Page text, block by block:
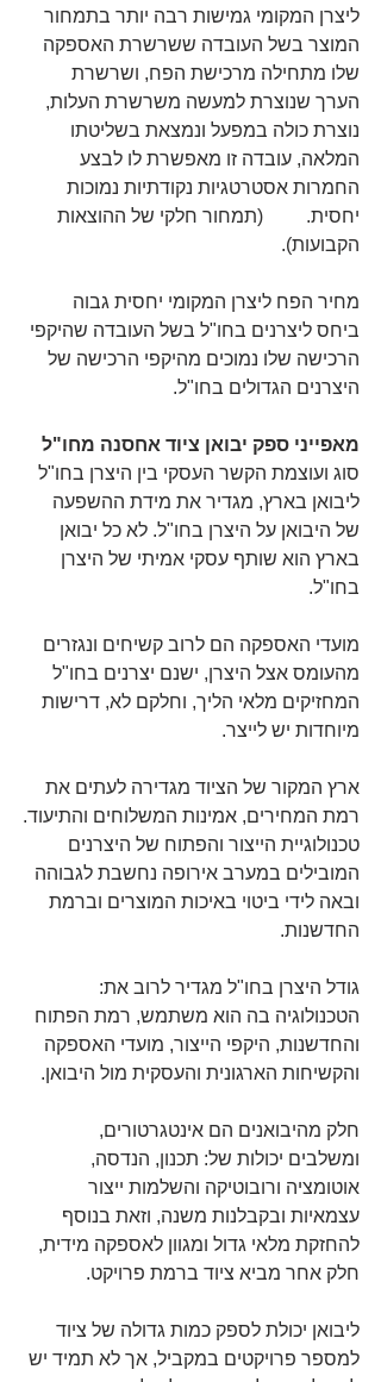
ליצרן המקומי גמישות רבה יותר בתמחור
המוצר בשל העובדה ששרשרת האספקה
שלו מתחילה מרכישת הפח, ושרשרת
הערך שנוצרת למעשה משרשרת העלות,
נוצרת כולה במפעל ונמצאת בשליטתו
המלאה, עובדה זו מאפשרת לו לבצע
החמרות אסטרטגיות נקודתיות נמוכות
יחסית.         (תמחור חלקי של ההוצאות
הקבועות).
מחיר הפח ליצרן המקומי יחסית גבוה
ביחס ליצרנים בחו"ל בשל העובדה שהיקפי
הרכישה שלו נמוכים מהיקפי הרכישה של
היצרנים הגדולים בחו"ל.
מאפייני ספק יבואן ציוד אחסנה מחו"ל
סוג ועוצמת הקשר העסקי בין היצרן בחו"ל
ליבואן בארץ, מגדיר את מידת ההשפעה
של היבואן על היצרן בחו"ל. לא כל יבואן
בארץ הוא שותף עסקי אמיתי של היצרן
בחו"ל.
מועדי האספקה הם לרוב קשיחים ונגזרים
מהעומס אצל היצרן, ישנם יצרנים בחו"ל
המחזיקים מלאי הליך, וחלקם לא, דרישות
מיוחדות יש לייצר.
ארץ המקור של הציוד מגדירה לעתים את
רמת המחירים, אמינות המשלוחים והתיעוד.
טכנולוגיית הייצור והפתוח של היצרנים
המובילים במערב אירופה נחשבת לגבוהה
ובאה לידי ביטוי באיכות המוצרים וברמת
החדשנות.
גודל היצרן בחו"ל מגדיר לרוב את:
הטכנולוגיה בה הוא משתמש, רמת הפתוח
והחדשנות, היקפי הייצור, מועדי האספקה
והקשיחות הארגונית והעסקית מול היבואן.
חלק מהיבואנים הם אינטגרטורים,
ומשלבים יכולות של: תכנון, הנדסה,
אוטומציה ורובוטיקה והשלמות ייצור
עצמאיות ובקבלנות משנה, וזאת בנוסף
להחזקת מלאי גדול ומגוון לאספקה מידית,
חלק אחר מביא ציוד ברמת פרויקט.
ליבואן יכולת לספק כמות גדולה של ציוד
למספר פרויקטים במקביל, אך לא תמיד יש